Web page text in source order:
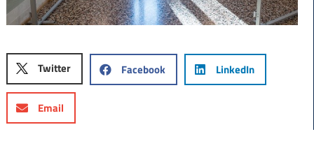
Twitter Facebook LinkedIn
Email